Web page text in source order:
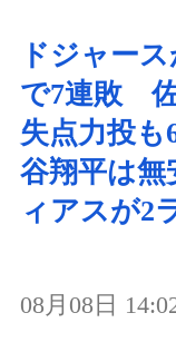
ドジャー
で7連敗
失点力投
谷翔平は
ィアスが2
08月08日